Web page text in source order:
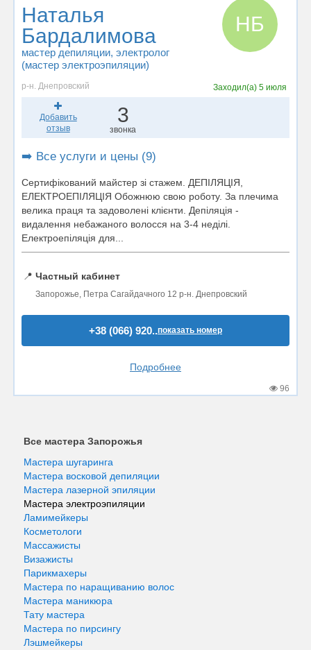
Наталья
Бардалимова
мастер депиляции, электролог
(мастер электроэпиляции)
НБ
р-н. Днепровский Заходил(а)5 июля
Добавить
отзыв
3
звонка
➡️ Все услуги и цены (9)
Сертифікований майстер зі стажем. ДЕПІЛЯЦІЯ,
ЕЛЕКТРОЕПІЛЯЦІЯ Обожнюю свою роботу. За плечима
велика праця та задоволені клієнти. Депіляція -
видалення небажаного волосся на 3-4 неділі.
Електроепіляція для...
📍 Частный кабинет
Запорожье, Петра Сагайдачного 12 р-н. Днепровский
+38 (066) 920..показать номер
Подробнее
96
Все мастера Запорожья
Мастера шугаринга
Мастера восковой депиляции
Мастера лазерной эпиляции
Мастера электроэпиляции
Ламимейкеры
Косметологи
Массажисты
Визажисты
Парикмахеры
Мастера по наращиванию волос
Мастера маникюра
Тату мастера
Мастера по пирсингу
Лэшмейкеры